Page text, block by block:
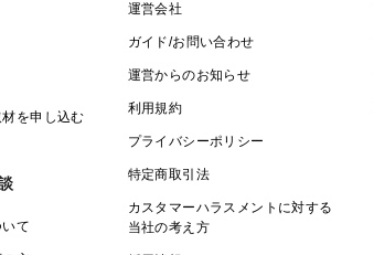
を申し込む
て
運営会社
ガイド/お問い合わせ
運営からのお知らせ
利用規約
プライバシーポリシー
特定商取引法
カスタマーハラスメントに対する
当社の考え方